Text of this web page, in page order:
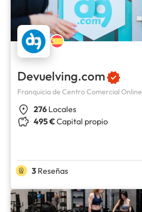
Devuelving.com
Franquicia de Centro Comercial Online
276 Locales
495 €Capital propio
3 Reseñas